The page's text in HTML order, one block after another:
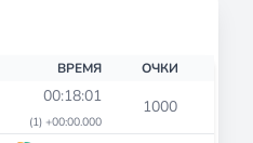
ВРЕМЯ ОЧКИ
00:18:01
(1) +00:00.000
1000